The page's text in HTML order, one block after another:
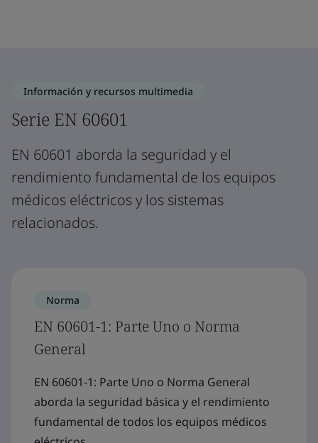
Información y recursos multimedia
Serie EN 60601
EN 60601 aborda la seguridad y el
rendimiento fundamental de los equipos
médicos eléctricos y los sistemas
relacionados.
Norma
EN 60601-1: Parte Uno o Norma
General
EN 60601-1: Parte Uno o Norma General
aborda la seguridad básica y el rendimiento
fundamental de todos los equipos médicos